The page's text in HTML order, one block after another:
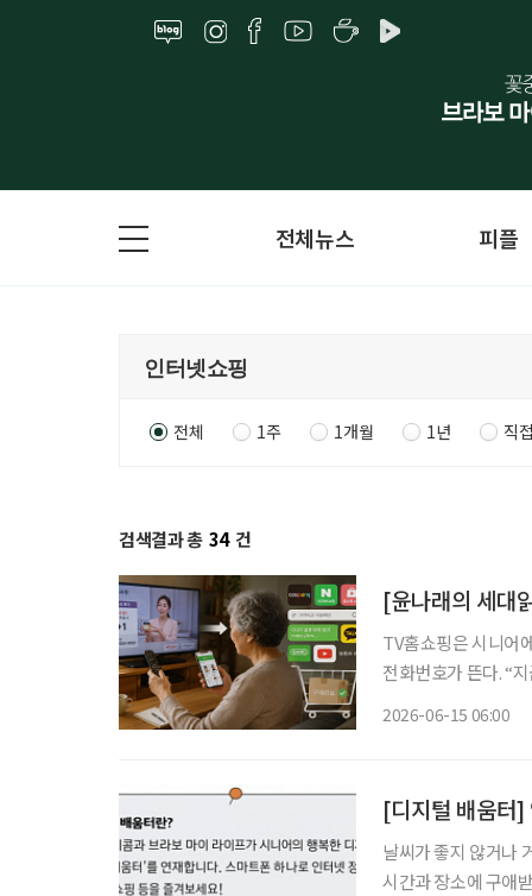
전체뉴스 피플
전체 1주 1개월 1년 직
검색결과 총 34 건
[윤나래의 세대
TV홈쇼핑은 시니어
전화번호가 뜬다. “
2026-06-15 06:00
[디지털 배움터]
날씨가 좋지 않거나
시간과 장소에 구애받지